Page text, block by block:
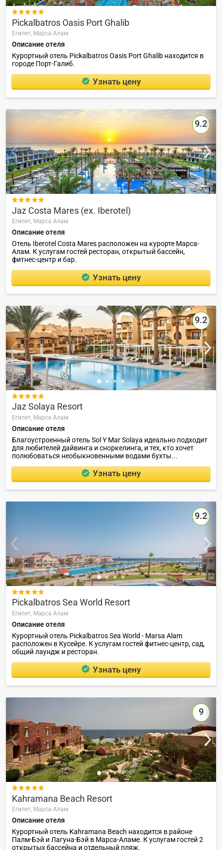

Pickalbatros Oasis Port Ghalib
Египет, Марса Алам
Описание отеля
Курортный отель Pickalbatros Oasis Port Ghalib находится в
городе Порт-Галиб.
Узнать цену
9.2

Jaz Costa Mares (ex. Iberotel)
Египет, Марса Алам
Описание отеля
Отель Iberotel Costa Mares расположен на курорте Марса-
Алам. К услугам гостей ресторан, открытый бассейн,
фитнес-центр и бар.
Узнать цену
9.2

Jaz Solaya Resort
Египет, Марса Алам
Описание отеля
Благоустроенный отель Sol Y Mar Solaya идеально подходит
для любителей дайвинга и сноркелинга, и тех, кто хочет
полюбоваться необыкновенными водами бухты...
Узнать цену
9.2

Pickalbatros Sea World Resort
Египет, Марса Алам
Описание отеля
Курортный отель Pickalbatros Sea World - Marsa Alam
расположен в Кусейре. К услугам гостей фитнес-центр, сад,
общий лаундж и ресторан.
Узнать цену
9

Kahramana Beach Resort
Египет, Марса Алам
Описание отеля
Курортный отель Kahramana Beach находится в районе
Палм-Бэй и Лагуна-Бэй в Марса-Аламе. К услугам гостей 2
открытых бассейна и отдельный пляж.